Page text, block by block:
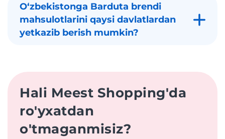
Oʻzbekistonga Barduta brendi
mahsulotlarini qaysi davlatlardan
yetkazib berish mumkin?
Hali Meest Shopping'da
ro'yxatdan
o'tmaganmisiz?